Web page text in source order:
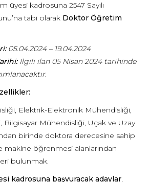
üyesi kadrosuna 2547 Sayılı
tabi olarak Doktor Öğretim
05.04.2024 – 19.04.2024
İlgili ilan 05 Nisan2024 tarihinde
Elektrik-Elektronik Mühendisliği,
Bilgisayar Mühendisliği, Uçak ve Uzay
birinde doktora derecesine sahip
makine öğrenmesi alanlarından
bulunmak.
kadrosuna başvuracak adaylar,